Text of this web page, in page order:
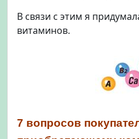
В связи с этим я
витаминов.
7 вопросов